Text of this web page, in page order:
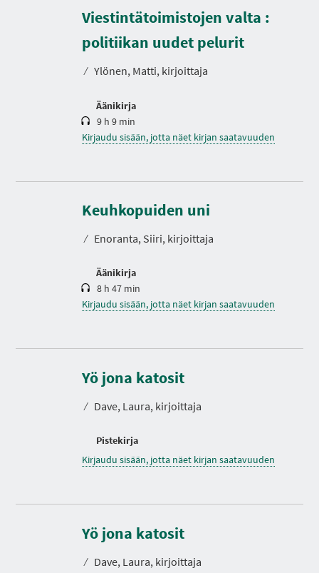
Viestintätoimistojen valta :
politiikan uudet pelurit
⁄ Ylönen, Matti, kirjoittaja
Äänikirja
K
e
s
t
9 h 9 min
Kirjaudu sisään, jotta näet kirjan saatavuuden
Keuhkopuiden uni
⁄ Enoranta, Siiri, kirjoittaja
Äänikirja
K
s
t
8 h 47 min
Kirjaudu sisään, jotta näet kirjan saatavuuden
Yö jona katosit
⁄ Dave, Laura, kirjoittaja
Pistekirja
Kirjaudu sisään, jotta näet kirjan saatavuuden
Yö jona katosit
⁄ Dave, Laura, kirjoittaja